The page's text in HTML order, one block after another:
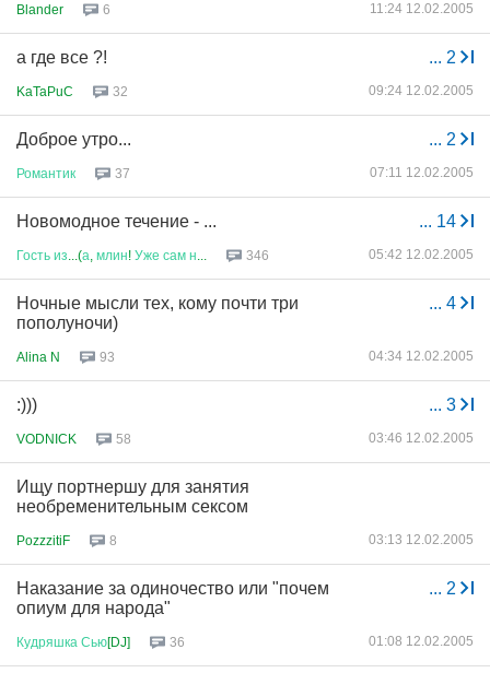
Blander 6 11:24 12.02.2005
... 2
а где все ?!
KaTaPuC 32 09:24 12.02.2005
... 2
Доброе утро...
Романтик 37 07:11 12.02.2005
... 14
Новомодное течение - ...
Гость из ...(а млин! Уже сам н 346 05:42 12.02.2005
... 4
Ночные мысли тех, кому почти три
пополуночи)
Alina N 93 04:34 12.02.2005
... 3
:)))
VODNICK 58 03:46 12.02.2005
Ищу портнершу для занятия
необременительным сексом
PozzzitiF 8 03:13 12.02.2005
... 2
Наказание за одиночество или "почем
опиум для народа"
Кудряшка Сью[DJ] 36 01:08 12.02.2005